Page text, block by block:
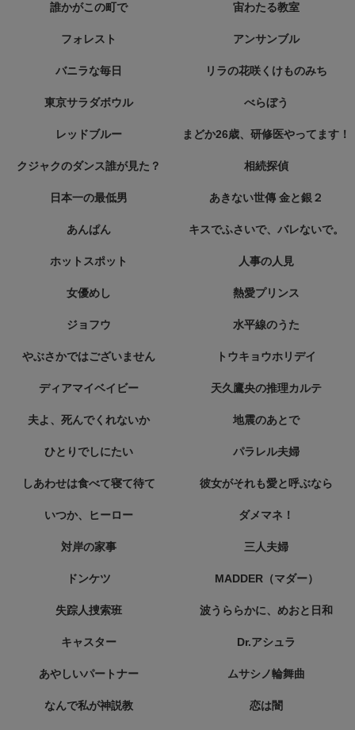
誰かがこの町で 宙わたる教室
フォレスト アンサンブル
バニラな毎日 リラの花咲くけものみち
東京サラダボウル べらぼう
レッドブルー まどか26歳、研修医やってます！
クジャクのダンス誰が見た？ 相続探偵
日本一の最低男 あきない世傳 金と銀２
あんぱん キスでふさいで、バレないで。
ホットスポット 人事の人見
女優めし 熱愛プリンス
ジョフウ 水平線のうた
やぶさかではございません トウキョウホリデイ
ディアマイベイビー 天久鷹央の推理カルテ
夫よ、死んでくれないか 地震のあとで
ひとりでしにたい パラレル夫婦
しあわせは食べて寝て待て 彼女がそれも愛と呼ぶなら
いつか、ヒーロー ダメマネ！
対岸の家事 三人夫婦
ドンケツ MADDER（マダー）
失踪人捜索班 波うららかに、めおと日和
キャスター Dr.アシュラ
あやしいパートナー ムサシノ輪舞曲
なんで私が神説教 恋は闇